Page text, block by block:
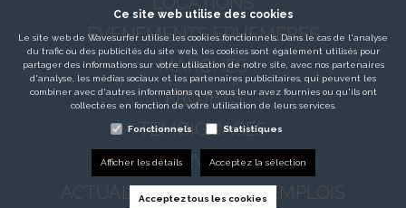
ÉVÈNEMENTS ÉPHÉMÈRES
MARCHÉS
PROJETS
TÉMOIGNAGES
SERVICES
ACTUALITÉS / BLOGS / EMPLOIS
Ce site web utilise des cookies
Le site web de Wavesurfer utilise les cookies fonctionnels. Dans le cas de l'analyse
du trafic ou des publicités du site web, les cookies sont également utilisés pour
partager des informations sur votre utilisation de notre site, avec nos partenaires
d'analyse, les médias sociaux et les partenaires publicitaires, qui peuvent les
combiner avec d'autres informations que vous leur avez fournies ou qu'ils ont
collectées en fonction de votre utilisation de leurs services.
Fonctionnels Statistiques
Afficher les détails Acceptez la sélection
Acceptez tous les cookies